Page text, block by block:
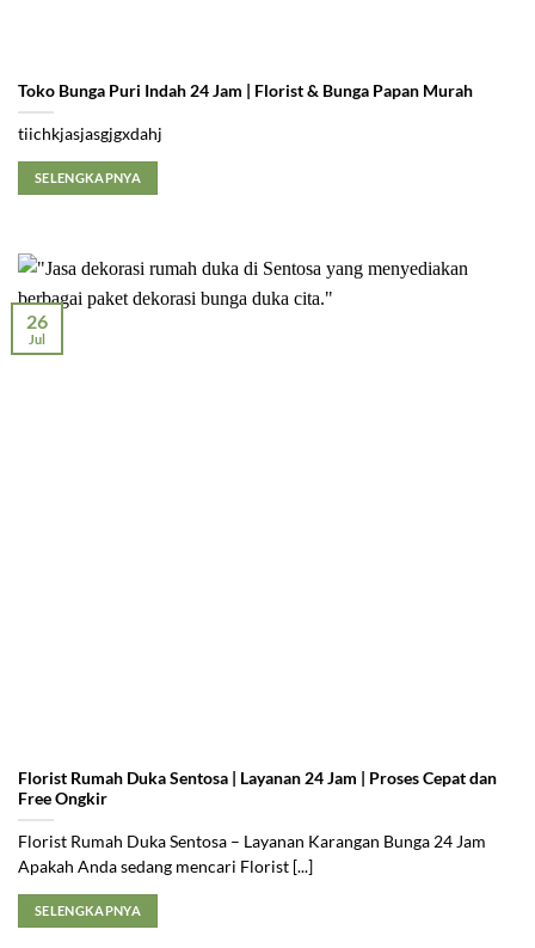
Toko Bunga Puri Indah 24 Jam | Florist & Bunga Papan Murah
tiichkjasjasgjgxdahj
SELENGKAPNYA
Florist Rumah Duka Sentosa | Layanan 24 Jam | Proses Cepat dan
Free Ongkir
Florist Rumah Duka Sentosa – Layanan Karangan Bunga 24 Jam
Apakah Anda sedang mencari Florist [...]
SELENGKAPNYA
26
Jul